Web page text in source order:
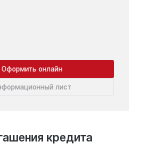
Оформить онлайн
лист
кредита